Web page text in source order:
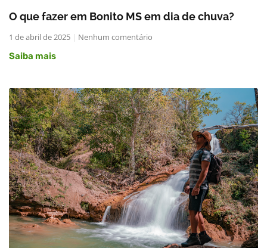
O que fazer em Bonito MS em dia de chuva?
1 de abril de 2025
Nenhum comentário
Saiba mais